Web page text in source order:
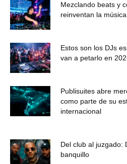
Mezclando beats y
reinventan la
Estos son los DJs
van a petarlo en
Publisuites abre
como parte de su
internacional
Del club al juzgado:
banquillo